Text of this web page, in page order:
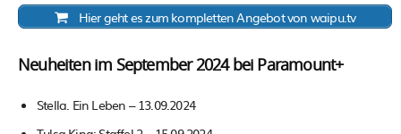
Hier geht es zum kompletten Angebot von waipu.tv
Neuheiten im September 2024 bei Paramount+
Stella. Ein Leben – 13.09.2024